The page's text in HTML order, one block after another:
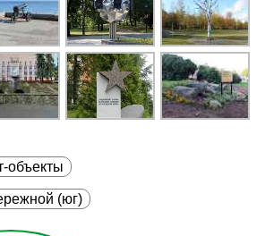
объекты
(юг)